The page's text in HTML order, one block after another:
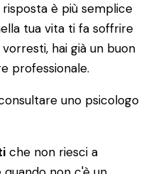
risposta è più semplice
tua vita ti fa soffrire
hai già un buon
professionale.
uno psicologo
che non riesci a